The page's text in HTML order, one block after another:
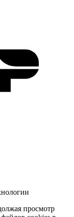
просмотр